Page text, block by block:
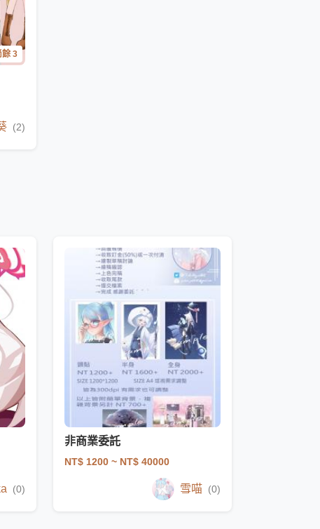
餘 3
(2)
(0)
非商業委託
NT$ 1200 ~ NT$ 40000
雪喵 (0)